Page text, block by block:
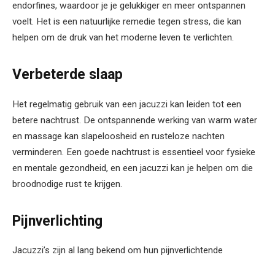
endorfines, waardoor je je gelukkiger en meer ontspannen
voelt. Het is een natuurlijke remedie tegen stress, die kan
helpen om de druk van het moderne leven te verlichten.
Verbeterde slaap
Het regelmatig gebruik van een jacuzzi kan leiden tot een
betere nachtrust. De ontspannende werking van warm water
en massage kan slapeloosheid en rusteloze nachten
verminderen. Een goede nachtrust is essentieel voor fysieke
en mentale gezondheid, en een jacuzzi kan je helpen om die
broodnodige rust te krijgen.
Pijnverlichting
Jacuzzi’s zijn al lang bekend om hun pijnverlichtende